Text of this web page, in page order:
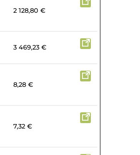
2 128,80 €
3 469,23 €
8,28 €
7,32 €